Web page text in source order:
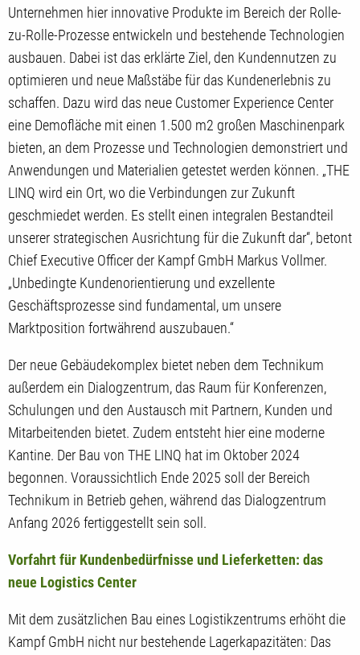
Unternehmen hier innovative Produkte im Bereich der Rolle-
zu-Rolle-Prozesse entwickeln und bestehende Technologien
ausbauen. Dabei ist das erklärte Ziel, den Kundennutzen zu
optimieren und neue Maßstäbe für das Kundenerlebnis zu
schaffen. Dazu wird das neue Customer Experience Center
eine Demofläche mit einen 1.500 m2 großen Maschinenpark
bieten, an dem Prozesse und Technologien demonstriert und
Anwendungen und Materialien getestet werden können. „THE
LINQ wird ein Ort, wo die Verbindungen zur Zukunft
geschmiedet werden. Es stellt einen integralen Bestandteil
unserer strategischen Ausrichtung für die Zukunft dar“, betont
Chief Executive Officer der Kampf GmbH Markus Vollmer.
„Unbedingte Kundenorientierung und exzellente
Geschäftsprozesse sind fundamental, um unsere
Marktposition fortwährend auszubauen.“
Der neue Gebäudekomplex bietet neben dem Technikum
außerdem ein Dialogzentrum, das Raum für Konferenzen,
Schulungen und den Austausch mit Partnern, Kunden und
Mitarbeitenden bietet. Zudem entsteht hier eine moderne
Kantine. Der Bau von THE LINQ hat im Oktober 2024
begonnen. Voraussichtlich Ende 2025 soll der Bereich
Technikum in Betrieb gehen, während das Dialogzentrum
Anfang 2026 fertiggestellt sein soll.
Vorfahrt für Kundenbedürfnisse und Lieferketten: das
neue Logistics Center
Mit dem zusätzlichen Bau eines Logistikzentrums erhöht die
Kampf GmbH nicht nur bestehende Lagerkapazitäten: Das